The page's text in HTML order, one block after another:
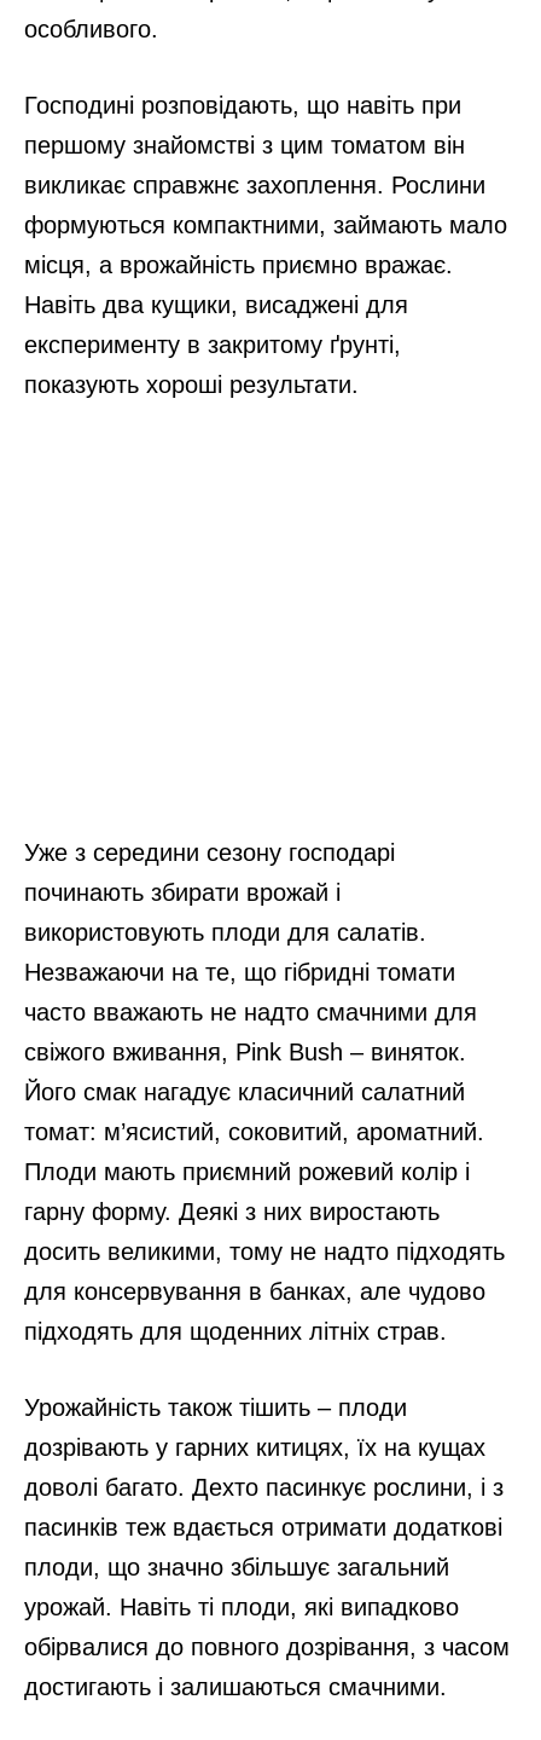
особливого.
Господині розповідають, що навіть при
першому знайомстві з цим томатом він
викликає справжнє захоплення. Рослини
формуються компактними, займають мало
місця, а врожайність приємно вражає.
Навіть два кущики, висаджені для
експерименту в закритому ґрунті,
показують хороші результати.
Уже з середини сезону господарі
починають збирати врожай і
використовують плоди для салатів.
Незважаючи на те, що гібридні томати
часто вважають не надто смачними для
свіжого вживання, Pink Bush – виняток.
Його смак нагадує класичний салатний
томат: м’ясистий, соковитий, ароматний.
Плоди мають приємний рожевий колір і
гарну форму. Деякі з них виростають
досить великими, тому не надто підходять
для консервування в банках, але чудово
підходять для щоденних літніх страв.
Урожайність також тішить – плоди
дозрівають у гарних китицях, їх на кущах
доволі багато. Дехто пасинкує рослини, і з
пасинків теж вдається отримати додаткові
плоди, що значно збільшує загальний
урожай. Навіть ті плоди, які випадково
обірвалися до повного дозрівання, з часом
достигають і залишаються смачними.